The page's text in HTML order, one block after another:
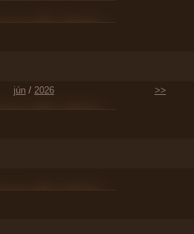
jún / 2026 >>